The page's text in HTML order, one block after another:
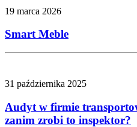
19 marca 2026
Smart Meble
31 października 2025
Audyt w firmie
zanim zrobi to inspektor?